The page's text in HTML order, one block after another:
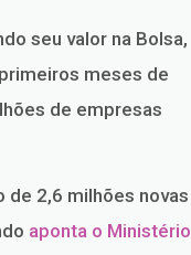
seu valor na Bolsa,
meses de
de empresas
de 2,6 milhões novas
aponta o Ministério